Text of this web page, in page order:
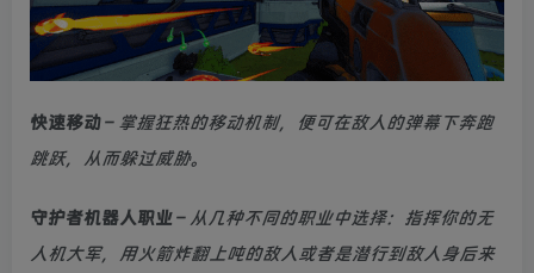
快速移动– 掌握狂热的移动机制，便可在敌人的弹幕下奔跑
跳跃，从而躲过威胁。
守护者机器人职业– 从几种不同的职业中选择：指挥你的无
人机大军，用火箭炸翻上吨的敌人或者是潜行到敌人身后来